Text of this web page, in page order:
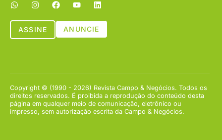
ASSINE ANUNCIE
Copyright © (1990 - 2026) Revista Campo & Negócios. Todos os
direitos reservados. É proibida a reprodução do conteúdo desta
página em qualquer meio de comunicação, eletrônico ou
impresso, sem autorização escrita da Campo & Negócios.